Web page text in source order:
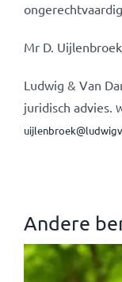
Mr D.
Ludwig & Van
juridisch advies.
Andere